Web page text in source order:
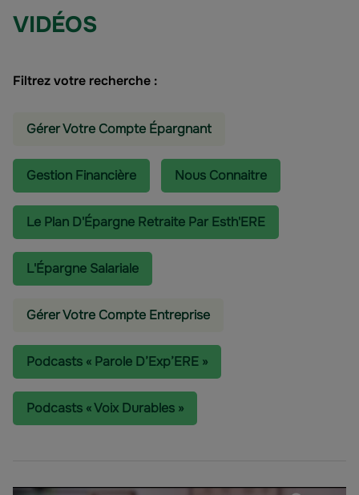
VIDÉOS
Filtrez votre recherche :
Gérer Votre Compte Épargnant
Gestion Financière Nous Connaitre
Le Plan D'Épargne Retraite Par Esth'ERE
L'épargne Salariale
Gérer Votre Compte Entreprise
Podcasts « Parole D’Exp’ERE »
Podcasts « Voix Durables »